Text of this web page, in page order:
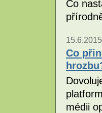
Co
Co
médii